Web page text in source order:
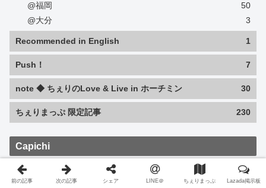
@福岡
50
@大分
3
Recommended in English 1
Push！ 7
note ◆ ちぇりのLove & Live in ホーチミン 30
ちぇりまっぷ 限定記事 230
Capichi
前の記事 次の記事 シェア LINE＠ ちぇりまっぷ Lazada掲示板